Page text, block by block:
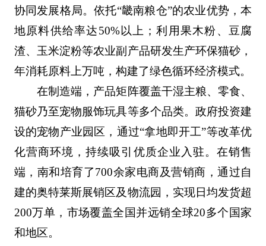
协同发展格局。依托“畿南粮仓”的农业优势，本
地原料供给率达50%以上；利用果木粉、豆腐
渣、玉米淀粉等农业副产品研发生产环保猫砂，
年消耗原料上万吨，构建了绿色循环经济模式。
在制造端，产品矩阵覆盖干湿主粮、零食、
猫砂乃至宠物服饰玩具等多个品类。政府投资建
设的宠物产业园区，通过“拿地即开工”等改革优
化营商环境，持续吸引优质企业入驻。在销售
端，南和培育了700余家电商及营销商，通过自
建的奥特莱斯展销区及物流园，实现日均发货超
200万单，市场覆盖全国并远销全球20多个国家
和地区。